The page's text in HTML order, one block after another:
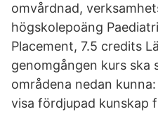
omvårdnad,
högskolepoäng
Placement, 7.5 credits
genomgången kurs ska
områdena nedan
visa fördjupad kunskap